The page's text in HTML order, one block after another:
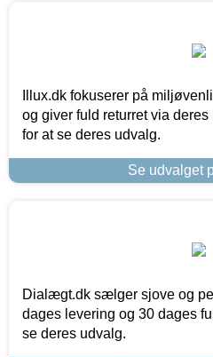
Illux.dk fokuserer på
og giver fuld returret via
for at se deres udvalg.
Se udvalget
Dialægt.dk sælger sjove og
dages levering og 30 dages
se deres udvalg.